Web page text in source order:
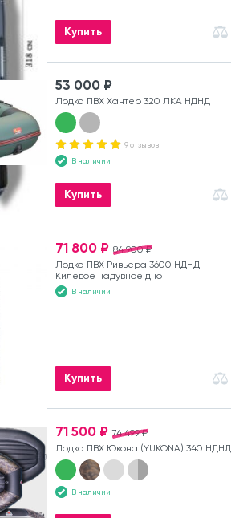
Купить
53 000 ₽
Лодка ПВХ Хантер 320 ЛКА НДНД
9 отзывов
В наличии
Купить
84 900 ₽
71 800 ₽
Лодка ПВХ Ривьера 3600 НДНД
Килевое надувное дно
В наличии
Купить
74 499 ₽
71 500 ₽
Лодка ПВХ Юкона (YUKONA) 340 НДНД
В наличии